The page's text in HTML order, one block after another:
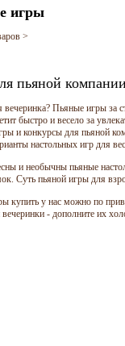
игры
>
пьяной компании
вечеринка? Пьяные игры за
быстро и весело за
и конкурсы для пьяной
настольных игр для
и необычны пьяные
Суть пьяной игры для
купить у нас можно по
- дополните их